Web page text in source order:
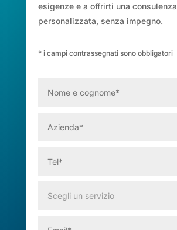
esigenze e a offrirti una consulenza
personalizzata, senza impegno.
* i campi contrassegnati sono obbligatori